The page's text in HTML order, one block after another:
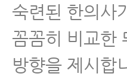
숙련된 한의사
꼼꼼히 비교한
방향을 제시합